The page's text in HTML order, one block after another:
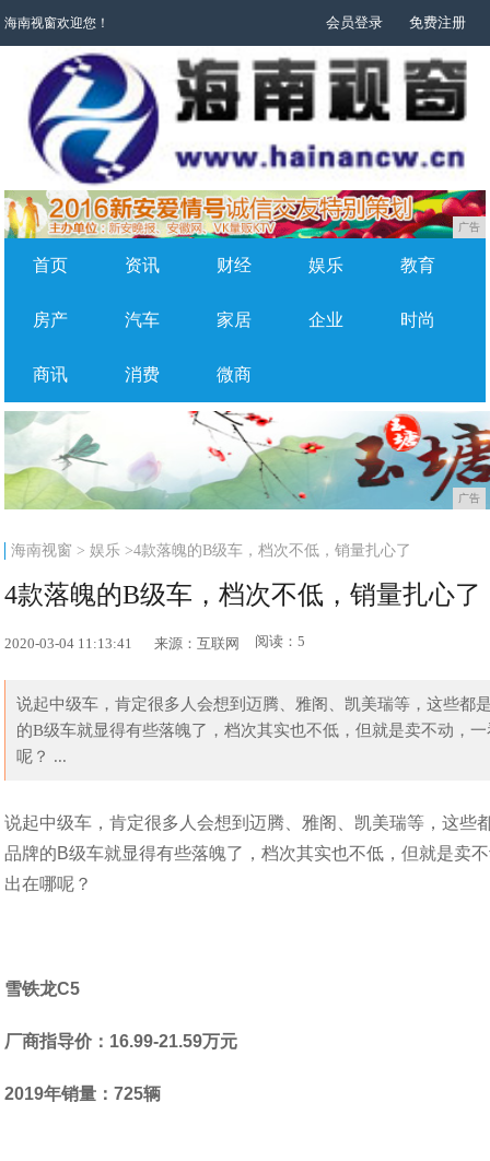
海南视窗欢迎您！ 会员登录 免费注册
广告
首页 资讯 财经 娱乐 教育
房产 汽车 家居 企业 时尚
商讯 消费 微商
广告
海南视窗 >娱乐 >4款落魄的B级车，档次不低，销量扎心了
4款落魄的B级车，档次不低，销量扎心了
2020-03-04 11:13:41 来源：互联网 阅读：5
说起中级车，肯定很多人会想到迈腾、雅阁、凯美瑞等，这些
的B级车就显得有些落魄了，档次其实也不低，但就是卖不动，
呢？ ...
说起中级车，肯定很多人会想到迈腾、雅阁、凯美瑞等，这
品牌的B级车就显得有些落魄了，档次其实也不低，但就是卖
出在哪呢？
雪铁龙C5
厂商指导价：16.99-21.59万元
2019年销量：725辆